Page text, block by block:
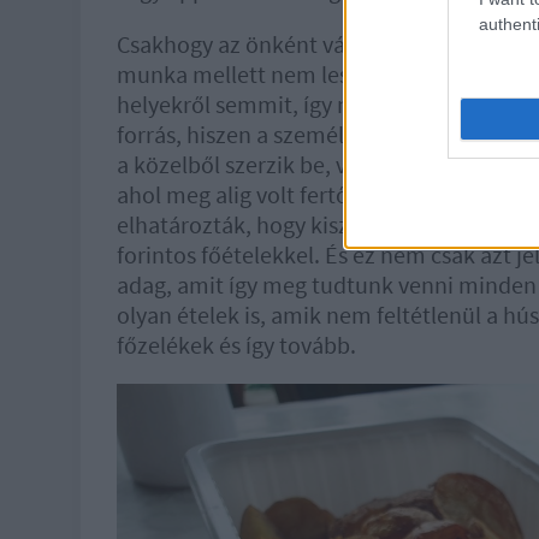
Csakhogy az önként vállalt karantén
munka mellett nem lesz időnk főzni, én
helyekről semmit, így nagy izgalommal
forrás, hiszen a személyzet gyakorlatilag
a közelből szerzik be, vagy hozzák nekik
ahol meg alig volt fertőzés a hivatalos
elhatározták, hogy kiszállítós menüt
forintos főételekkel. És ez nem csak azt
adag, amit így meg tudtunk venni
olyan ételek is, amik nem feltétlenül a
főzelékek és így tovább.